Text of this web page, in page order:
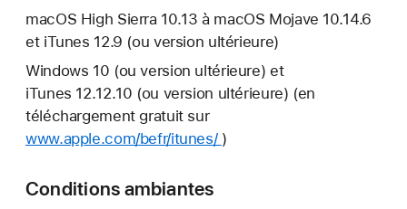
macOS High Sierra 10.13 à macOS Mojave 10.14.6
et iTunes 12.9 (ou version ultérieure)
Windows 10 (ou version ultérieure) et
iTunes 12.12.10 (ou version ultérieure) (en
téléchargement gratuit sur
www.apple.com/befr/itunes/ )
Conditions ambiantes